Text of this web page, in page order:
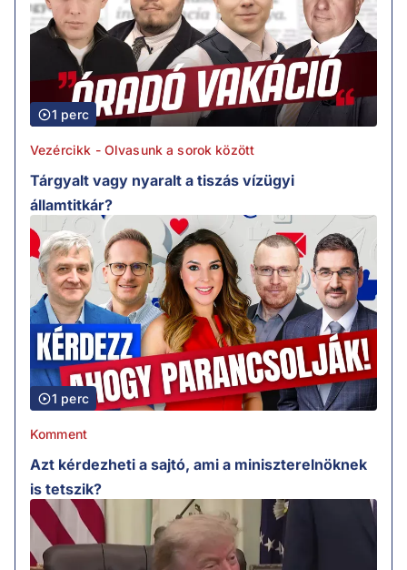
1 perc
Vezércikk - Olvasunk a sorok között
Tárgyalt vagy nyaralt a tiszás vízügyi
államtitkár?
1 perc
Komment
Azt kérdezheti a sajtó, ami a miniszterelnöknek
is tetszik?